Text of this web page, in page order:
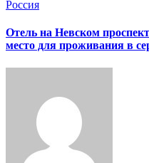
Россия
Отель на Невском
место для проживания в